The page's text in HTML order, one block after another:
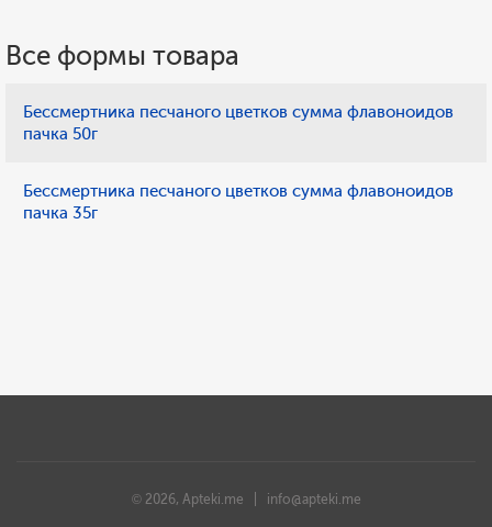
Все формы товара
Бессмертника песчаного цветков сумма флавоноидов
пачка 50г
Бессмертника песчаного цветков сумма флавоноидов
пачка 35г
© 2026, Apteki.me | info@apteki.me